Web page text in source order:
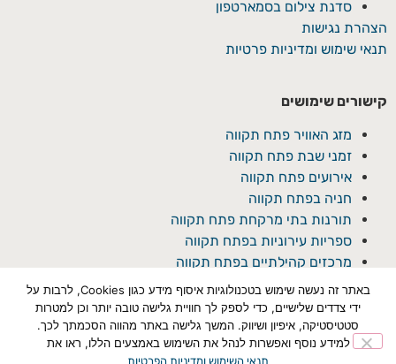
סדנת צילום בסמארטפון
הצהרת נגישות
תנאי שימוש ומדיניות פרטיות
קישורים שימושים
מזג האוויר פתח תקווה
זמני שבת פתח תקווה
אירועים פתח תקווה
חניה בפתח תקווה
תורנות בתי מרקחת פתח תקווה
ספריות עירוניות בפתח תקווה
מרכזים קהילתיים בפתח תקווה
באתר זה נעשה שימוש בטכנולוגיות איסוף מידע כגון Cookies, לרבות על
ידי צדדים שלישיים, כדי לספק לך חוויית גלישה טובה יותר וכן למטרות
סטטיסטיקה, איפיון ושיווק. המשך גלישה באתר מהווה הסכמתך לכך.
למידע נוסף ואפשרות לנהל את השימוש באמצעים הללו, ראו את
תנאי השימוש ומדיניות הפרטיות